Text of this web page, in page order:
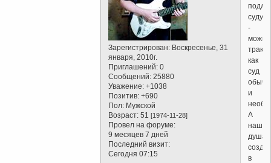
Зарегистрирован: Воскресенье, 31
января, 2010г.
Приглашений: 0
Сообщений: 25880
Уважение: +1038
Позитив: +690
Пол: Мужской
Возраст: 51[1974-11-28]
Провел на форуме:
9 месяцев 7 дней
Последний визит:
Сегодня 07:15
суду)
-
можно
как
суд
и
А
наша
душа
в